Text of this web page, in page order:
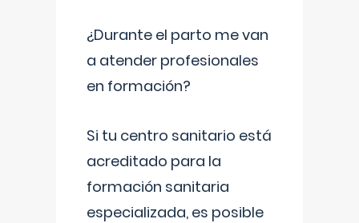
¿Durante el parto me van
a atender profesionales
en formación?
Si tu centro sanitario está
acreditado para la
formación sanitaria
especializada, es posible